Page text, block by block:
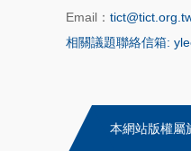
Email：
相關議題聯絡信箱:
本網站版權屬